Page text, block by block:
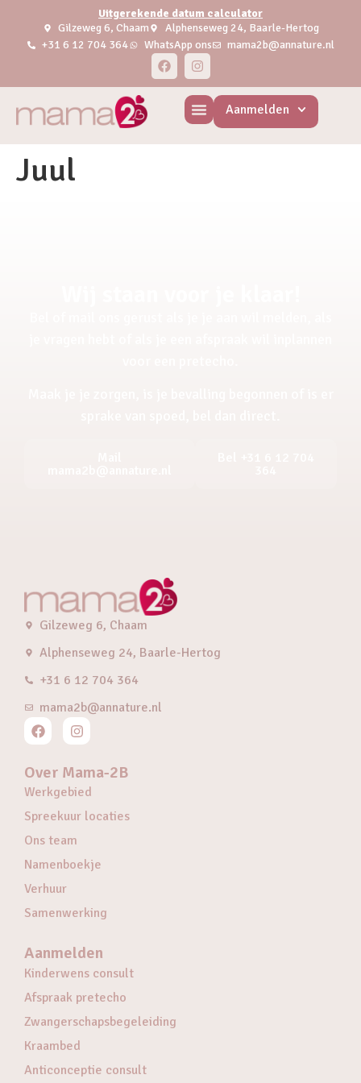
Uitgerekende datum calculator
Gilzeweg 6, Chaam
Alphenseweg 24, Baarle-Hertog
+31 6 12 704 364
WhatsApp ons mama2b@annature.nl
Aanmelden
Juul
Gilzeweg 6, Chaam
Alphenseweg 24, Baarle-Hertog
+31 6 12 704 364
mama2b@annature.nl
Over Mama-2B
Werkgebied
Spreekuur locaties
Ons team
Namenboekje
Verhuur
Samenwerking
Aanmelden
Kinderwens consult
Afspraak pretecho
Zwangerschapsbegeleiding
Kraambed
Anticonceptie consult